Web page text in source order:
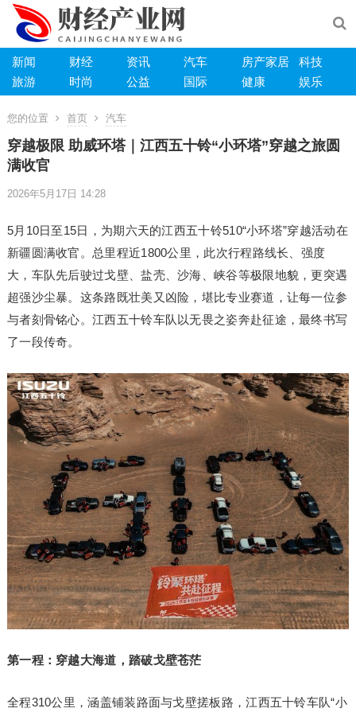
新闻 财经 资讯 汽车 房产家居
科技
旅游
时尚 公益 国际 健康 娱乐
您的位置 首页 汽车
穿越极限 助威环塔｜江西五十铃“小环塔”穿越之旅圆
满收官
2026年5月17日 14:28
5月10日至15日，为期六天的江西五十铃510“小环塔”穿越活动在
新疆圆满收官。总里程近1800公里，此次行程路线长、强度
大，车队先后驶过戈壁、盐壳、沙海、峡谷等极限地貌，更突遇
超强沙尘暴。这条路既壮美又凶险，堪比专业赛道，让每一位参
与者刻骨铭心。江西五十铃车队以无畏之姿奔赴征途，最终书写
了一段传奇。
第一程：穿越大海道，踏破戈壁苍茫
全程310公里，涵盖铺装路面与戈壁搓板路，江西五十铃车队“小